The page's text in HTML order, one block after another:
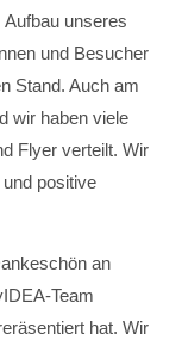
unseres
und Besucher
Stand. Auch am
wir haben viele
Flyer verteilt. Wir
positive
an
Team
hat. Wir